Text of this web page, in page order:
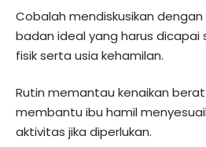
Cobalah mendiskusikan
badan ideal yang harus dicapai
fisik serta usia kehamilan.
Rutin memantau kenaikan
membantu ibu hamil
aktivitas jika diperlukan.